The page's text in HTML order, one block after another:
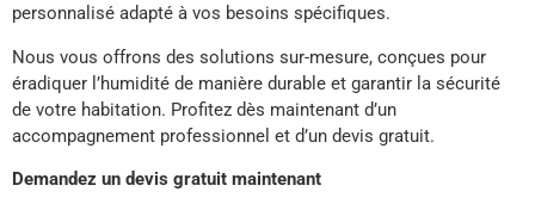
personnalisé adapté à vos besoins spécifiques.
Nous vous offrons des solutions sur-mesure, conçues pour
éradiquer l’humidité de manière durable et garantir la sécurité
de votre habitation. Profitez dès maintenant d’un
accompagnement professionnel et d’un devis gratuit.
Demandez un devis gratuit maintenant